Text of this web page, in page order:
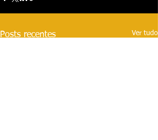
Posts recentes Ver tudo